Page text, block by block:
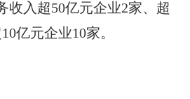
收入超50亿元企业2家、超
亿元企业10家。